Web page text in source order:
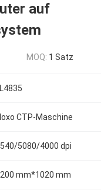
auf
MOQ: 1 Satz
CTP-Maschine
5080/4000 dpi
mm*1020 mm